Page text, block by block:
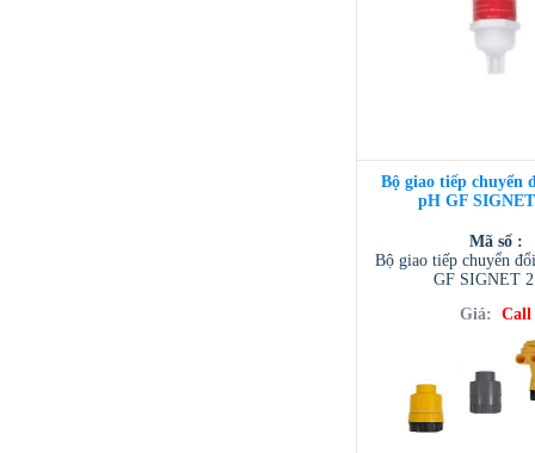
Bộ giao tiếp chuyển
pH GF
Mã số :
Bộ giao tiếp chuyển
GF SIGNET
Giá: Call